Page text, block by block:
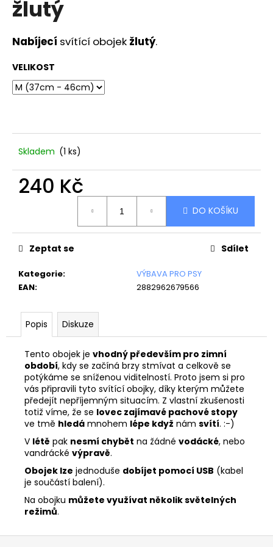
žlutý
Nabíjecí svítící obojek žlutý.
VELIKOST
Skladem (1 ks)
240 Kč
DO KOŠÍKU
Kategorie:
VÝBAVA PRO PSY
EAN: 2882962679566
Zeptat se Sdílet
Popis Diskuze
Tento obojek je vhodný především pro zimní
období, kdy se začíná brzy stmívat a celkově se
potýkáme se sníženou viditelností. Proto jsem si pro
vás připravili tyto svítící obojky, díky kterým můžete
předejít nepříjemným situacím. Z vlastní zkušenosti
totiž víme, že se lovec zajímavé pachové stopy
ve tmě hledá mnohem lépe když nám svítí. :-)
V létě pak nesmí chybět na žádné vodácké, nebo
vandrácké výpravě.
Obojek lze jednoduše dobíjet pomocí USB (kabel
je součástí balení).
Na obojku můžete využívat několik světelných
režimů.
a
í
t
?
D
o
č
u
e
Z